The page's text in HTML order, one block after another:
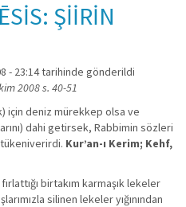
ŞİİRİN
- 23:14 tarihinde gönderildi
2008 s. 40-51
için deniz mürekkep olsa ve
dahi getirsek, Rabbimin sözleri
Kur’an-ı Kerim; Kehf,
birtakım karmaşık lekeler
silinen lekeler yığınından